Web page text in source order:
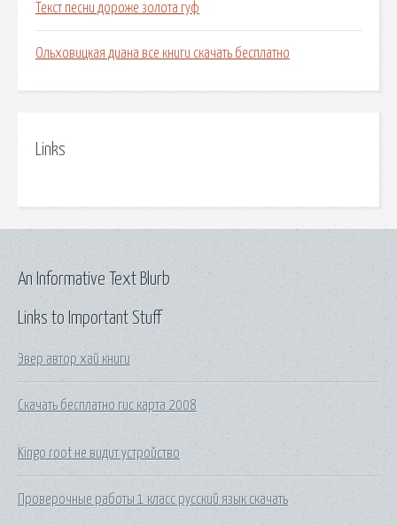
Текст песни дороже золота гуф
Ольховицкая диана все книги скачать бесплатно
Links
Links to Important Stuff
Эвер автор хай книги
Скачать бесплатно гис карта 2008
Kingo root не видит устройство
Проверочные работы 1 класс русский язык скачать
An Informative Text Blurb